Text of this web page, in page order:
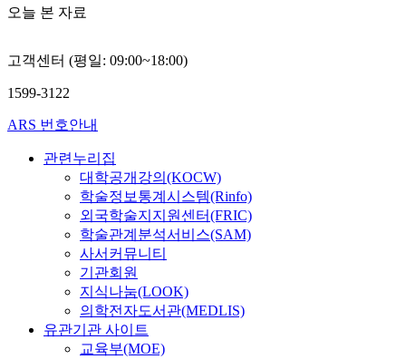
오늘 본 자료
고객센터 (평일: 09:00~18:00)
1599-3122
ARS 번호안내
관련누리집
대학공개강의(KOCW)
학술정보통계시스템(Rinfo)
외국학술지지원센터(FRIC)
학술관계분석서비스(SAM)
사서커뮤니티
기관회원
지식나눔(LOOK)
의학전자도서관(MEDLIS)
유관기관 사이트
교육부(MOE)